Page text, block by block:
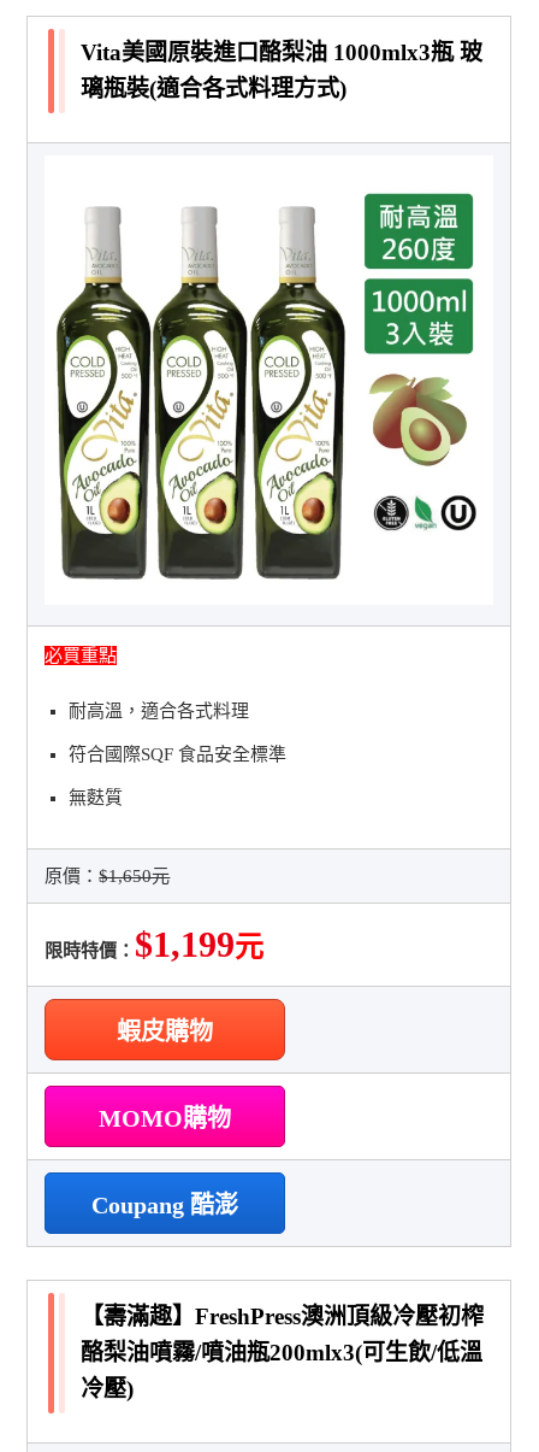
Vita美國原裝進口酪梨油 1000mlx3瓶 玻
璃瓶裝(適合各式料理方式)
必買重點
耐高溫，適合各式料理
符合國際SQF 食品安全標準
無麩質
原價：$1,650元
限時特價： $1,199元
蝦皮購物
MOMO購物
Coupang 酷澎
【壽滿趣】FreshPress澳洲頂級冷壓初榨
酪梨油噴霧/噴油瓶200mlx3(可生飲/低溫
冷壓)